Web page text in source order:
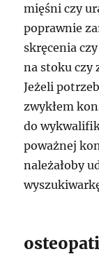
mięśni czy
poprawnie
skręcenia
na stoku czy
Jeżeli
zwykłem
do
poważnej
należałoby